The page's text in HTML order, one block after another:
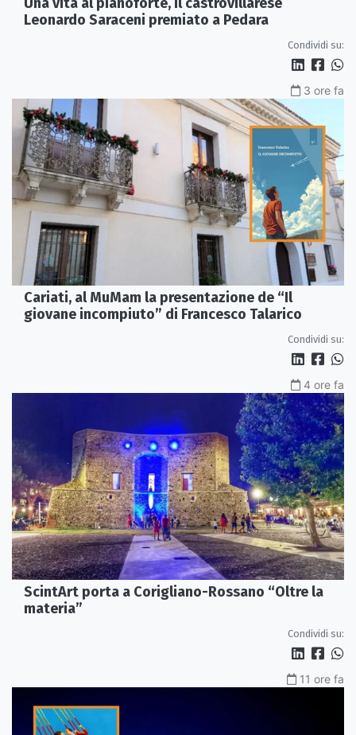
Leonardo Saraceni premiato a Pedara
Condividi su:
3 ore fa
Cariati, al MuMam la presentazione de “Il
giovane incompiuto” di Francesco Talarico
Condividi su:
4 ore fa
ScintArt porta a Corigliano-Rossano “Oltre la
materia”
Condividi su:
11 ore fa